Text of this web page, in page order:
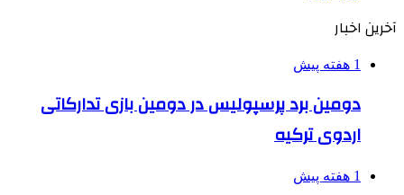
آخرین اخبار
1 هفته پیش
دومین برد پرسپولیس در دومین بازی تدارکاتی
اردوی ترکیه
1 هفته پیش